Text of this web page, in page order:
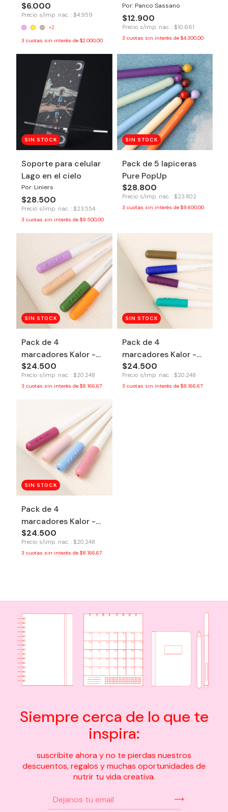
$6.000
Precio s/imp. nac. : $4.959
+2
3 cuotas sin interés de $2.000,00
Por: Panco Sassano
$12.900
Precio s/imp. nac. : $10.661
3 cuotas sin interés de $4.300,00
SIN STOCK
Soporte para celular
Lago en el cielo
Por: Liniers
$28.500
Precio s/imp. nac. : $23.554
3 cuotas sin interés de $9.500,00
SIN STOCK
Pack de 5 lapiceras
Pure PopUp
$28.800
Precio s/imp. nac. : $23.802
3 cuotas sin interés de $9.600,00
SIN STOCK
Pack de 4
marcadores Kalor -
Spring
$24.500
Precio s/imp. nac. : $20.248
3 cuotas sin interés de $8.166,67
SIN STOCK
Pack de 4
marcadores Kalor -
Cyberpunk
$24.500
Precio s/imp. nac. : $20.248
3 cuotas sin interés de $8.166,67
SIN STOCK
Pack de 4
marcadores Kalor -
Sakura
$24.500
Precio s/imp. nac. : $20.248
3 cuotas sin interés de $8.166,67
Siempre cerca de lo que te
inspira:
suscribite ahora y no te pierdas nuestros
descuentos, regalos y muchas oportunidades de
nutrir tu vida creativa.